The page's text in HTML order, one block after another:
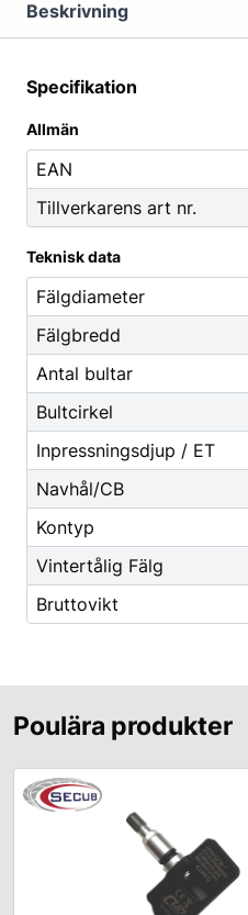
Nipplar
Stålborstar
Städ, Hygien & Kontor
Avfallshantering
Hygien
Papper
Pennor
Däcketiketter
Tejp
Godis & Dryck
Beskrivning
Specifikation
Allmän
EAN
Tillverkarens art nr.
Teknisk data
Fälgdiameter
Fälgbredd
Antal bultar
Bultcirkel
Inpressningsdjup / ET
Navhål/CB
Kontyp
Vintertålig Fälg
Bruttovikt
Poulära produkter